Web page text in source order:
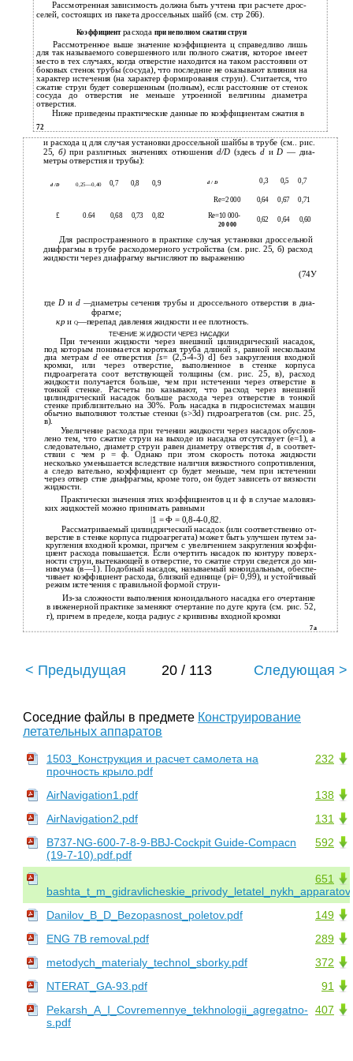
Рассмотренная зависимость должна быть учтена при расчете дрос­
селей, состоящих из пакета дроссельных шайб (см. стр 266).
Коэффициентрасходапри неполном сжатии струи
Рассмотренное выше значение коэффициента ц справедливо лишь
для так называемого совершенного или полного сжатия, которое имеет
место в тех случаях, когда отверстие находится на таком расстоянии от
боковых стенок трубы (сосуда), что последние не оказывают влияния на
характер истечения (на характер формирования струи). Считается, что
сжатие струи будет совершенным (полным), если расстояние от стенок
сосуда до отверстия не меньше утроенной величины диаметра
отверстия.
Ниже приведены практические данные по коэффициентам сжатия в
72
и расхода ц для случая установки дроссельной шайбы в трубе (см.. рис.
25,б)при различных значениях отношенияd/D (здесьd и D— диа­
метры отверстия и трубы):
d / D 0,25—0,40 0,7 0,8 0,9 d / D 0,3 0,5 0,7
Re=2 000 0,64 0,67 0,71
£ 0.64 0,68 0,73 0,82 Re=10 000- 0,62 0,64 0,60
20 000
Для распространенного в практике случая установки дроссельной
диафрагмы в трубе расходомерного устройства (см. рис. 25, б) расход
жидкости через диафрагму вычисляют по выражению
(74У
где Dи d —диаметры сечения трубы и дроссельного отверстия в диа­
фрагме;
кри Q—перепад давления жидкости и ее плотность.
ТЕЧЕНИЕ Ж ИДКОСТИ ЧЕРЕЗ НАСАДКИ
При течении жидкости через внешний цилиндрический насадок,
под которым понимается короткая труба длинойs, равной нескольким
диа­ метрамdее отверстия [s= (2,5-4-3) d] без закругления входной
кромки, или через отверстие, выполненное в стенке корпуса
гидроагрегата соот­ ветствующей толщины (см. рис. 25, в), расход
жидкости получается больше, чем при истечении через отверстие в
тонкой стенке. Расчеты по­ казывают, что расход через внешний
цилиндрический насадок больше расхода через отверстие в тонкой
стенке приблизительно на 30%. Роль насадка в гидросистемах машин
обычно выполняют толстые стенки (s>3d) гидроагрегатов (см. рис. 25,
в).
Увеличение расхода при течении жидкости через насадок обуслов­
лено тем, что сжатие струи на выходе из насадка отсутствует (е=1), а
следовательно, диаметр струи равен диаметру отверстияd,в соответ­
ствии с чем р = ф. Однако при этом скорость потока жидкости
несколько уменьшается вследствие наличия вязкостного сопротивления,
а следо­ вательно, коэффициент ср будет меньше, чем при истечении
через отвер­ стие диафрагмы, кроме того, он будет зависеть от вязкости
жидкости.
Практически значения этих коэффициентов ц и ф в случае маловяз­
ких жидкостей можно принимать равными
|1 = Ф = 0,8-4-0,82.
Рассматриваемый цилиндрический насадок (или соответственно от­
верстие в стенке корпуса гидроагрегата) может быть улучшен путем за­
кругления входной кромки, причем с увеличением закругления коэффи­
циент расхода повышается. Если очертить насадок по контуру поверх­
ности струи, вытекающей в отверстие, то сжатие струи сведется до ми­
нимума (в—1). Подобный насадок, называемый коноидальным, обеспе­
чивает коэффициент расхода, близкий единице (pi= 0,99), и устойчивый
режим истечения с правильной формой струи-
Из-за сложности выполнения коноидального насадка его очертание
в инженерной практике заменяют очертание по дуге круга (см. рис. 52,
г), причем в пределе, когда радиус гкривизны входной кромки
7а
< Предыдущая 20 / 113 Следующая >
Соседние файлы в предмете Конструирование
летательных аппаратов
232
1503_Конструкция и расчет самолета на
прочность крыло.pdf
138
AirNavigation1.pdf
131
AirNavigation2.pdf
592
B737-NG-600-7-8-9-BBJ-Cockpit Guide-Compacn
(19-7-10).pdf.pdf
651
149
Danilov_B_D_Bezopasnost_poletov.pdf
289
ENG 7B removal.pdf
372
metodych_materialy_technol_sborky.pdf
91
NTERAT_GA-93.pdf
407
Pekarsh_A_I_Covremennye_tekhnologii_agregatno-
s.pdf